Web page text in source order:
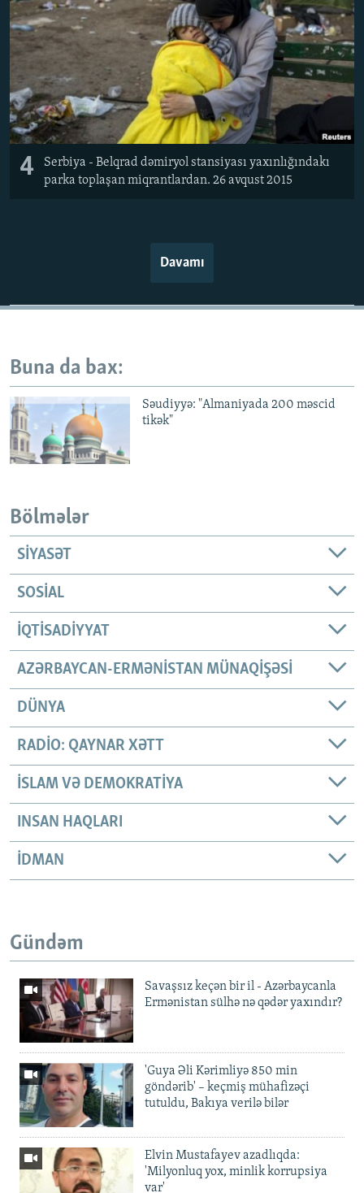
4
Serbiya - Belqrad dəmiryol stansiyası yaxınlığındakı
parka toplaşan miqrantlardan. 26 avqust 2015
Davamı
Buna da bax:
Səudiyyə: "Almaniyada 200 məscid
tikək"
Bölmələr
SIYASƏT
SOSIAL
İQTISADIYYAT
AZƏRBAYCAN-ERMƏNISTAN MÜNAQIŞƏSI
DÜNYA
RADIO: QAYNAR XƏTT
İSLAM VƏ DEMOKRATIYA
INSAN HAQLARI
İDMAN
Gündəm
Savaşsız keçən bir il - Azərbaycanla
Ermənistan sülhə nə qədər yaxındır?
'Guya Əli Kərimliyə 850 min
göndərib' – keçmiş mühafizəçi
tutuldu, Bakıya verilə bilər
Elvin Mustafayev azadlıqda:
'Milyonluq yox, minlik korrupsiya
var'